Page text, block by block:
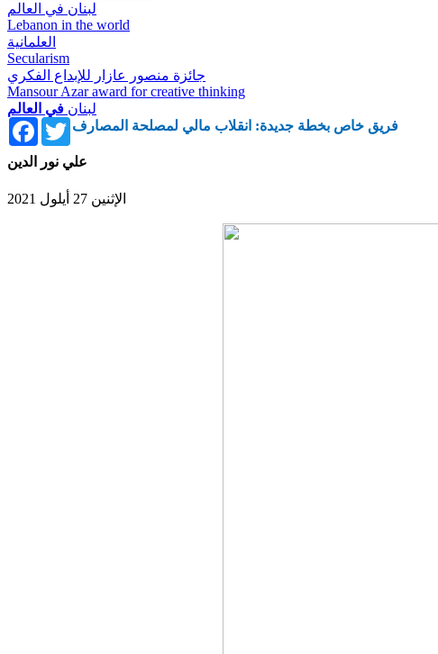
لبنان في العالم
Lebanon in the world
العلمانية
Secularism
جائزة منصور عازار للإبداع الفكري
Mansour Azar award for creative thinking
لبنان في العالم
FacebookTwitter
فريق خاص بخطة جديدة: انقلاب مالي لمصلحة المصارف
علي نور الدين
الإثنين 27 أيلول 2021